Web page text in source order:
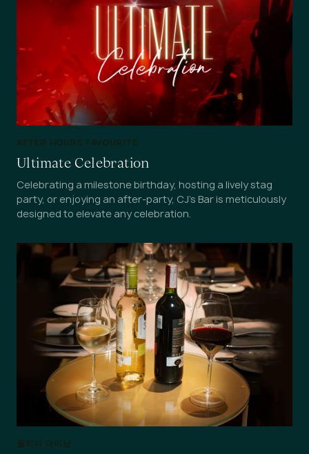
AFTER HOURS FAVOURITE
Ultimate Celebration
Celebrating a milestone birthday, hosting a lively stag
party, or enjoying an after-party, CJ's Bar is meticulously
designed to elevate any celebration.
물리아 다이닝